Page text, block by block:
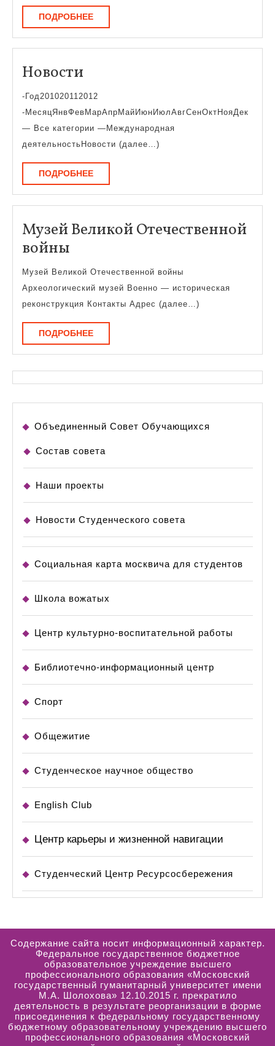
ПОДРОБНЕЕПОДРОБНЕЕ
Новости
-Год201020112012
-МесяцЯнвФевМарАпрМайИюнИюлАвгСенОктНояДек
— Все категории —Международная
деятельностьНовости (далее…)
ПОДРОБНЕЕПОДРОБНЕЕ
Музей Великой Отечественной
войны
Великой
Отечественной
войны
Музей Великой Отечественной войны
Археологический музей Военно — историческая
реконструкция Контакты Адрес (далее…)
ПОДРОБНЕЕПОДРОБНЕЕ
Объединенный Совет Обучающихся
Состав совета
Наши проекты
Новости Студенческого совета
Социальная карта москвича для студентов
Школа вожатых
Центр культурно-воспитательной работы
Библиотечно-информационный центр
Спорт
Общежитие
Студенческое научное общество
English Club
Центр карьеры и жизненной навигации
Студенческий Центр Ресурсосбережения
Содержание сайта носит информационный характер.
Федеральное государственное бюджетное
образовательное учреждение высшего
профессионального образования «Московский
государственный гуманитарный университет имени
М.А. Шолохова» 12.10.2015 г. прекратило
деятельность в результате реорганизации в форме
присоединения к федеральному государственному
бюджетному образовательному учреждению высшего
профессионального образования «Московский